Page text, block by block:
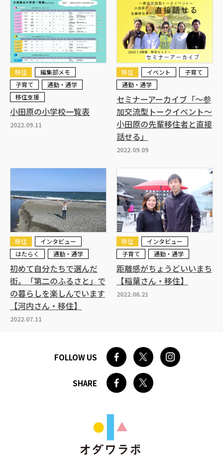
2022.09.11
移住
編集部メモ
子育て
通勤・通学
移住支援
小田原の小学校一覧表
2022.09.09
移住 イベント
子育て
通勤・通学
セミナーアーカイブ「～参
加交流型トークイベント～
小田原の先輩移住者と直接
話せる」
2022.07.11
移住
インタビュー
はたらく
通勤・通学
初めて自分たちで選んだ
街。「第二のふるさと」で
の暮らしを楽しんでいます
【河内さん・移住】
2022.06.21
移住
インタビュー
子育て
通勤・通学
距離感がちょうどいいまち
【稲葉さん・移住】
FOLLOW US
SHARE